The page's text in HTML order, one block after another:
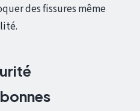
des fissures même